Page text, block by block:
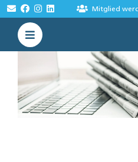
Zum
Inhalt
springen
Mitglied
Toggle
Navigation
VERBAND
AKADEMIE